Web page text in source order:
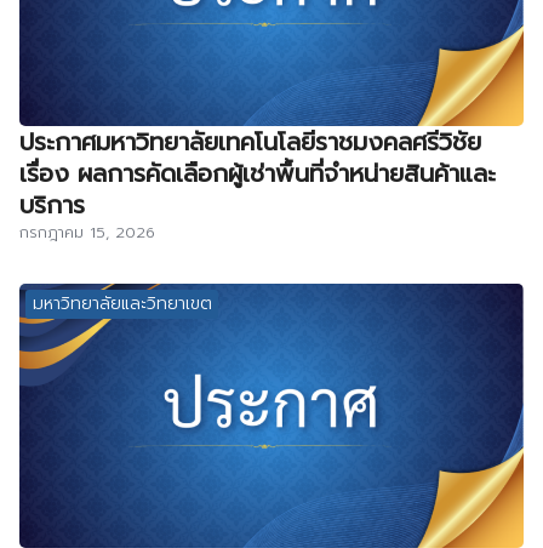
ประกาศมหาวิทยาลัยเทคโนโลยีราชมงคลศรีวิชัย
เรื่อง ผลการคัดเลือกผู้เช่าพื้นที่จำหน่ายสินค้าและ
บริการ
กรกฎาคม 15, 2026
มหาวิทยาลัยและวิทยาเขต